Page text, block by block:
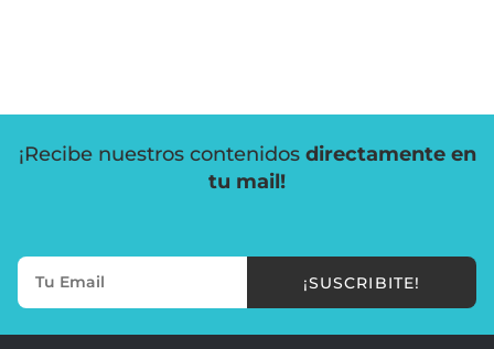
¡Recibe nuestros contenidos directamente en
tu mail!
¡SUSCRIBITE!